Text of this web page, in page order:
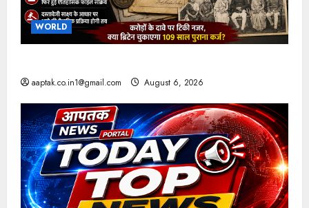
WORLD
aaptak.co.in1@gmail.com August 6, 2026